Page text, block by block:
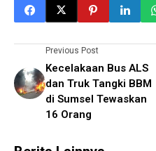
Previous Post
Kecelakaan Bus ALS
dan Truk Tangki BBM
di Sumsel Tewaskan
16 Orang